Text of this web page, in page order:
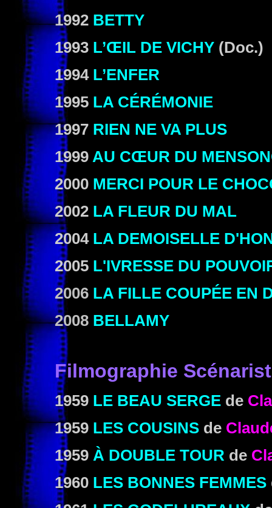
1992 BETTY
1993 L’ŒIL DE VICHY (Doc.)
1994L’ENFER
1995 LA CÉRÉMONIE
1997 RIEN NE VA PLUS
1999 AU CŒUR DU
2000 MERCI POUR LE
2002 LA FLEUR DU MAL
2004 LA DEMOISELLE
2005 L'IVRESSE DU
2006 LA FILLE COUPÉE EN
2008 BELLAMY
Filmographie
1959 LE BEAU SERGE de
1959 LES COUSINS de
1959 À DOUBLE TOUR de
1960 LES BONNES FEMMES